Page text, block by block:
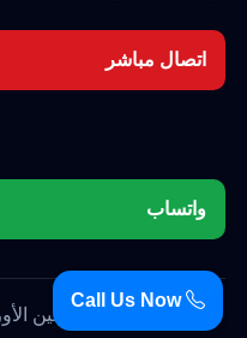
اتصال مباشر
واتساب
Call Us Now